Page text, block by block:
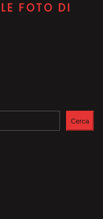
FOTO DI
Cerca